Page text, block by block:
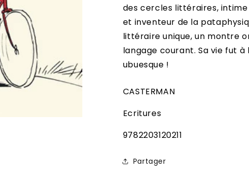
des cercles littéraires, intime
et inventeur de la
littéraire unique, un montre
langage courant. Sa vie fut à
ubuesque !
CASTERMAN
Ecritures
SKU:
9782203120211
Partager